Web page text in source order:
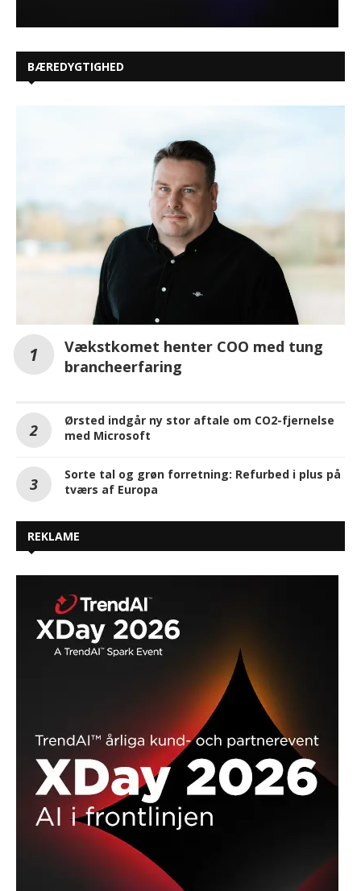
BÆREDYGTIGHED
Vækstkomet henter COO med tung
brancheerfaring
Ørsted indgår ny stor aftale om CO2-fjernelse
med Microsoft
Sorte tal og grøn forretning: Refurbed i plus på
tværs af Europa
REKLAME